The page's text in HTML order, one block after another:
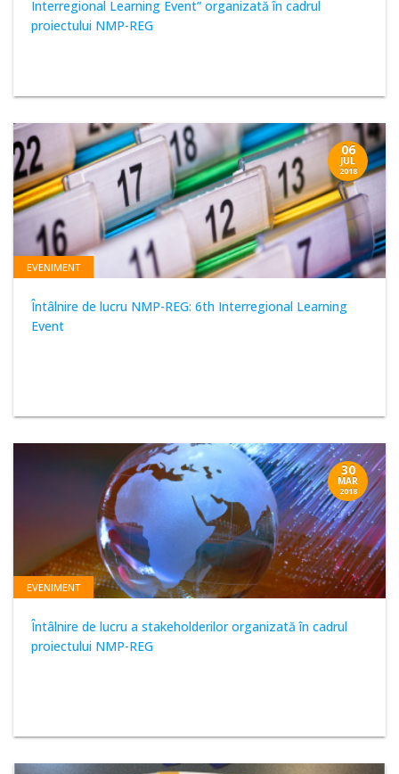
Interregional Learning Event” organizată în cadrul
proiectului NMP-REG
06
JUL
2018
EVENIMENT
Întâlnire de lucru NMP-REG: 6th Interregional Learning
Event
30
MAR
2018
EVENIMENT
Întâlnire de lucru a stakeholderilor organizată în cadrul
proiectului NMP-REG